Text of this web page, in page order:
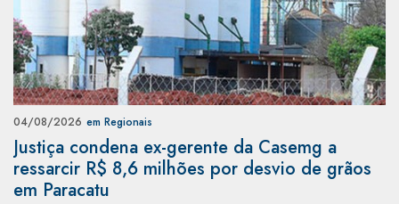
04/08/2026 em Regionais
Justiça condena ex-gerente da Casemg a
ressarcir R$ 8,6 milhões por desvio de grãos
em Paracatu